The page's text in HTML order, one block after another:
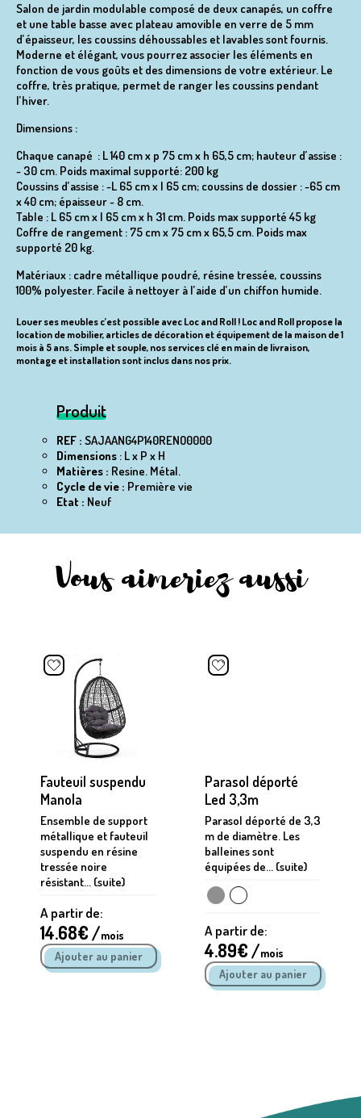
Salon de jardin modulable composé de deux canapés, un coffre
et une table basse avec plateau amovible en verre de 5 mm
d’épaisseur, les coussins déhoussables et lavables sont fournis.
Moderne et élégant, vous pourrez associer les éléments en
fonction de vous goûts et des dimensions de votre extérieur. Le
coffre, très pratique, permet de ranger les coussins pendant
l’hiver.
Dimensions :
Chaque canapé : L 140 cm x p 75 cm x h 65,5 cm; hauteur d’assise :
~ 30 cm. Poids maximal supporté: 200 kg
Coussins d’assise : ~L 65 cm x l 65 cm; coussins de dossier : ~65 cm
x 40 cm; épaisseur ~ 8 cm.
Table : L 65 cm x l 65 cm x h 31 cm. Poids max supporté 45 kg
Coffre de rangement : 75 cm x 75 cm x 65,5 cm. Poids max
supporté 20 kg.
Matériaux : cadre métallique poudré, résine tressée, coussins
100% polyester. Facile à nettoyer à l’aide d’un chiffon humide.
Louer ses meubles c’est possible avec Loc and Roll ! Loc and Roll propose la
location de mobilier, articles de décoration et équipement de la maison de 1
mois à 5 ans. Simple et souple, nos services clé en main de livraison,
montage et installation sont inclus dans nos prix.
Produit
REF : SAJAANG4P140RENO0000
Dimensions: L x P x H
Matières : Resine. Métal.
Cycle de vie : Première vie
Etat : Neuf
Vous aimeriez aussi
Fauteuil suspendu
Manola
Ensemble de support
métallique et fauteuil
suspendu en résine
tressée noire
résistant... (suite)
A partir de:
14.68€ /mois
Parasol déporté
Led 3,3m
Parasol déporté de 3,3
m de diamètre. Les
balleines sont
équipées de... (suite)
A partir de:
4.89€ /mois